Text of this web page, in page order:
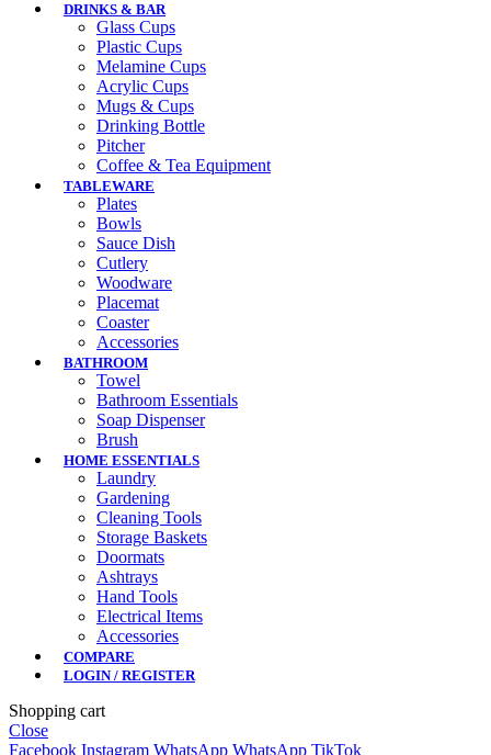
DRINKS & BAR
Glass Cups
Plastic Cups
Melamine Cups
Acrylic Cups
Mugs & Cups
Drinking Bottle
Pitcher
Coffee & Tea Equipment
TABLEWARE
Plates
Bowls
Sauce Dish
Cutlery
Woodware
Placemat
Coaster
Accessories
BATHROOM
Towel
Bathroom Essentials
Soap Dispenser
Brush
HOME ESSENTIALS
Laundry
Gardening
Cleaning Tools
Storage Baskets
Doormats
Ashtrays
Hand Tools
Electrical Items
Accessories
COMPARE
LOGIN / REGISTER
Shopping cart
Close
Facebook Instagram WhatsApp WhatsApp TikTok